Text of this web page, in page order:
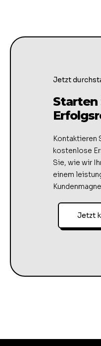
Jetzt
Starten
Kontaktieren
kostenlose
Sie, wie wir
einem
Jetzt